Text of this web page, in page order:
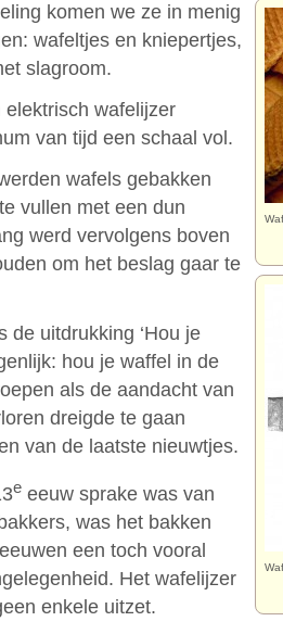
komen we ze in menig
wafeltjes en kniepertjes,
slagroom.
wafelijzer
van tijd een schaal vol.
wafels gebakken
vullen met een dun
werd vervolgens boven
om het beslag gaar te
de uitdrukking ‘Hou je
hou je waffel in de
als de aandacht van
dreigde te gaan
van de laatste nieuwtjes.
e eeuw sprake was van
was het bakken
een toch vooral
Het wafelijzer
enkele uitzet.